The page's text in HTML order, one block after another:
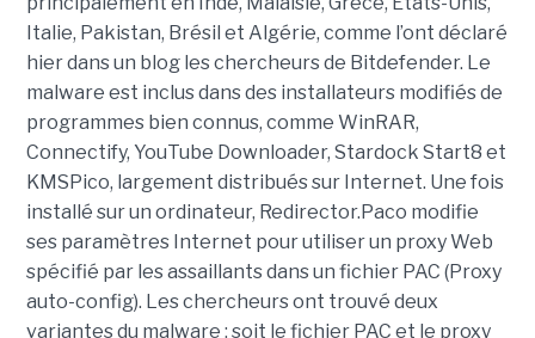
Italie, Pakistan, Brésil et Algérie, comme l’ont déclaré
hier dans un blog les chercheurs de Bitdefender. Le
malware est inclus dans des installateurs modifiés de
programmes bien connus, comme WinRAR,
Connectify, YouTube Downloader, Stardock Start8 et
KMSPico, largement distribués sur Internet. Une fois
installé sur un ordinateur, Redirector.Paco modifie
ses paramètres Internet pour utiliser un proxy Web
spécifié par les assaillants dans un fichier PAC (Proxy
auto-config). Les chercheurs ont trouvé deux
variantes du malware : soit le fichier PAC et le proxy